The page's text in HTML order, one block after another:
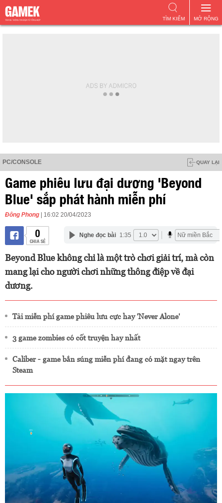
MỞ RỘNG
TÌM KIẾM
PC/CONSOLE QUAY LẠI
Game phiêu lưu đại dương 'Beyond
Blue' sắp phát hành miễn phí
Đông Phong | 16:02 20/04/2023
0
CHIA SẺ
Nghe đọc bài 1:35
Beyond Blue không chỉ là một trò chơi giải trí, mà còn
mang lại cho người chơi những thông điệp về đại
dương.
Tải miễn phí game phiêu lưu cực hay 'Never Alone'
3 game zombies có cốt truyện hay nhất
Caliber - game bắn súng miễn phí đang có mặt ngay trên
Steam